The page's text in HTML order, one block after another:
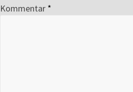
Kommentar *